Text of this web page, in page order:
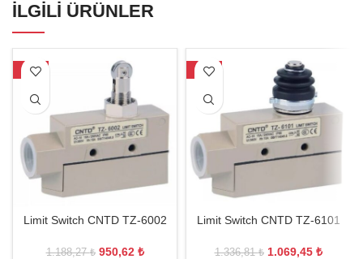
İLGILI ÜRÜNLER
-20%
Limit Switch CNTD TZ-6002
1.188,27₺ 950,62 ₺
-20%
Limit Switch CNTD TZ-6101
1.336,81₺ 1.069,45 ₺